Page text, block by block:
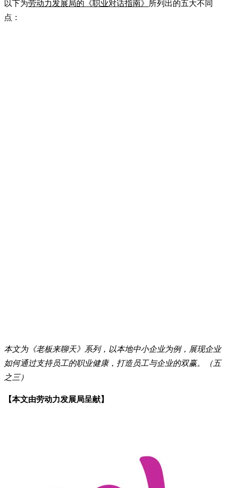
以下为劳动力发展局的《职业对话指南》
所列出的五大不同
点：
本文为《老板来聊天》系列，以本地中小企业为例，展现企业
如何通过支持员工的职业健康，打造员工与企业的双赢。（五
之三）
【本文由劳动力发展局呈献】